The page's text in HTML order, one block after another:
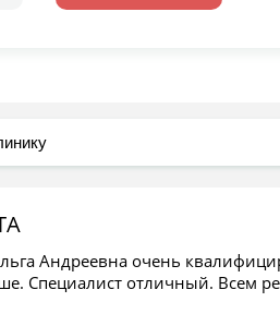
Андреевна очень
Специалист отличный. Всем